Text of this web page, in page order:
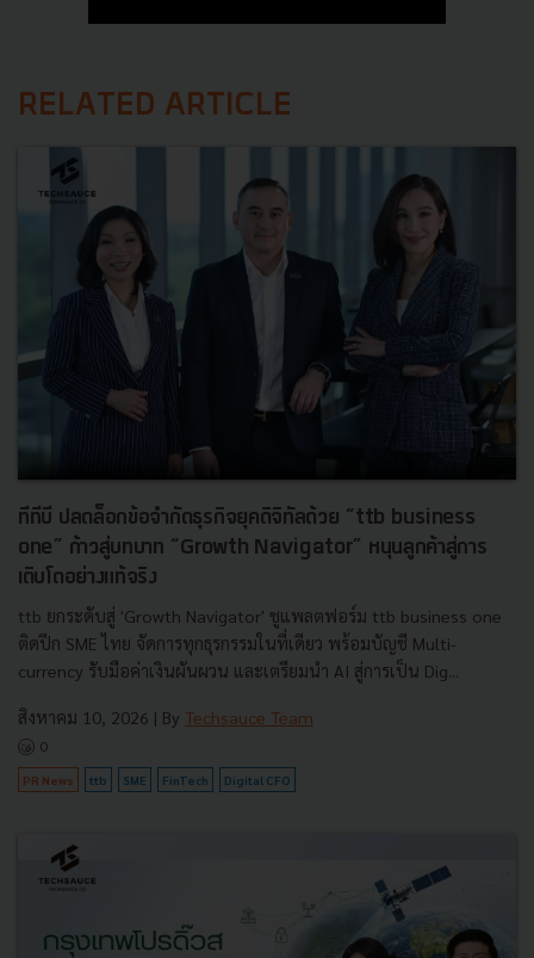
RELATED ARTICLE
ทีทีบี ปลดล็อกข้อจำกัดธุรกิจยุคดิจิทัลด้วย “ttb business
one” ก้าวสู่บทบาท “Growth Navigator” หนุนลูกค้าสู่การ
เติบโตอย่างแท้จริง
ttb ยกระดับสู่ 'Growth Navigator' ชูแพลตฟอร์ม ttb business one
ติดปีก SME ไทย จัดการทุกธุรกรรมในที่เดียว พร้อมบัญชี Multi-
currency รับมือค่าเงินผันผวน และเตรียมนำ AI สู่การเป็น Dig...
สิงหาคม 10, 2026 | By Techsauce Team
0
PR News ttb SME FinTech Digital CFO